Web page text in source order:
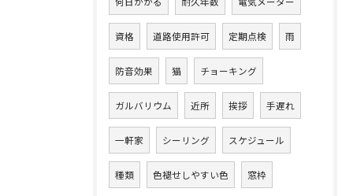
資格 道路使用許可 定期点検 雨
防音効果 猫 チョーキング
ガルバリウム 近所 挨拶 手遅れ
一軒家 シーリング スケジュール
種類 色褪せしやすい色 窓枠